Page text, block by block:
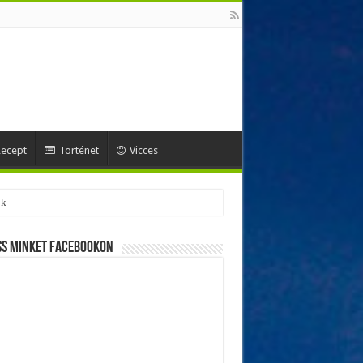
Történet Vicces
minket Facebookon